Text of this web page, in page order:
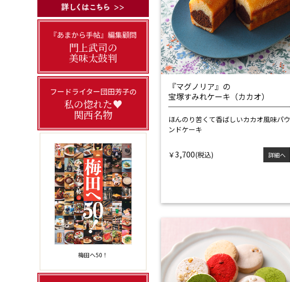
『あまから手帖』編集顧問
門上武司の
美味太鼓判
フードライター団田芳子の
私の惚れた♥
関西名物
梅田へ50！
『マグノリア』の
宝塚すみれケーキ（カカオ）
ほんのり苦くて香ばしいカカオ風味パウ
ンドケーキ
￥3,700 詳細へ